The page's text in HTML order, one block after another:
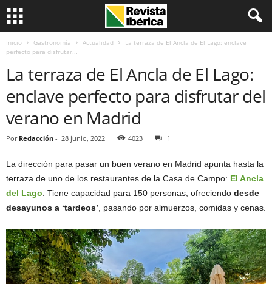
Inicio Gastronomía Actualidad
La terraza de El Ancla de El Lago: enclave
perfecto para disfrutar...
La terraza de El Ancla de El Lago:
enclave perfecto para disfrutar del
verano en Madrid
Por Redacción - 28 junio, 2022 4023 1
La dirección para pasar un buen verano en Madrid apunta hasta la
terraza de uno de los restaurantes de la Casa de Campo: El Ancla
del Lago . Tiene capacidad para 150 personas, ofreciendo desde
desayunos a ‘tardeos’ , pasando por almuerzos, comidas y cenas.